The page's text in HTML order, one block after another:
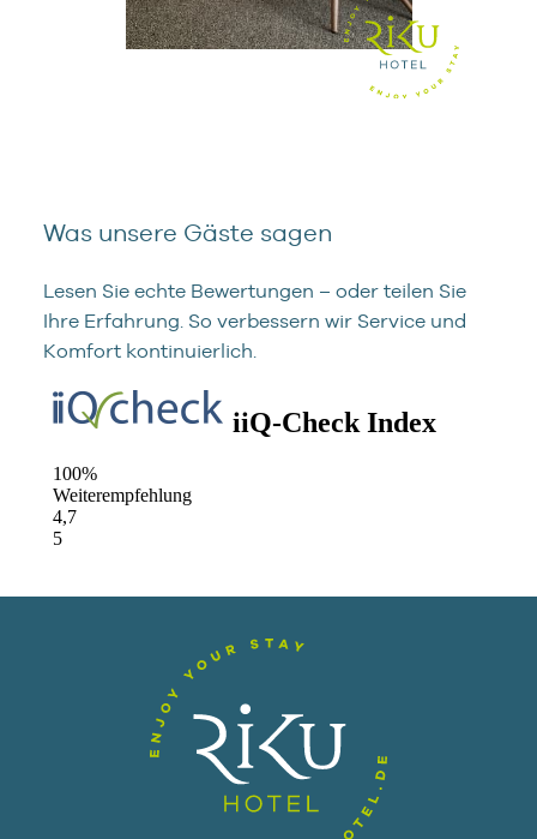
Was unsere Gäste sagen
Lesen Sie echte Bewertungen – oder teilen Sie
Ihre Erfahrung. So verbessern wir Service und
Komfort kontinuierlich.